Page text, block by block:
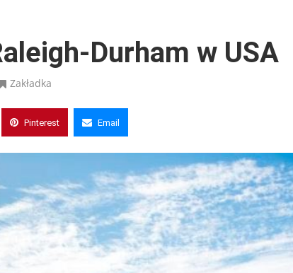
Durham w USA
Zakładka
Pinterest Email